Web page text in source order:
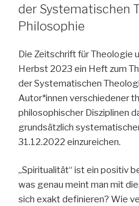
der Systematischen
Philosophie
Die Zeitschrift für Theologie
Herbst 2023 ein Heft zum
der Systematischen
Autor*innen verschiedener
philosophischer Disziplinen
grundsätzlich
31.12.2022 einzureichen.
„Spiritualität“ ist ein positiv
was genau meint man mit
sich exakt definieren? Wie